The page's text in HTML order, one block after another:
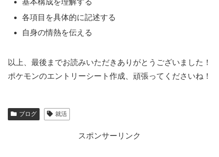
基本構成を理解する
各項目を具体的に記述する
自身の情熱を伝える
以上、最後までお読みいただきありがとうございました！
ポケモンのエントリーシート作成、頑張ってくださいね！
ブログ 就活
スポンサーリンク